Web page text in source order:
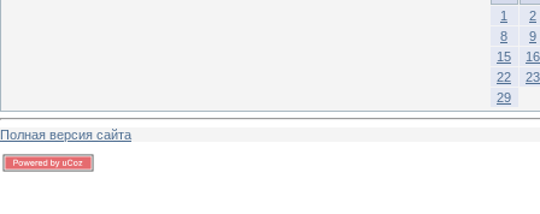
1
2
8
9
15
16
22
23
29
Полная версия сайта